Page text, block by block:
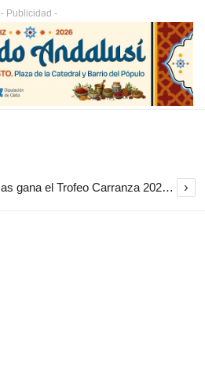
- Publicidad -
1 – 3 | La UD Las Palmas gana el Trofeo Carranza 2026 tras imponerse al Cádiz CF ›